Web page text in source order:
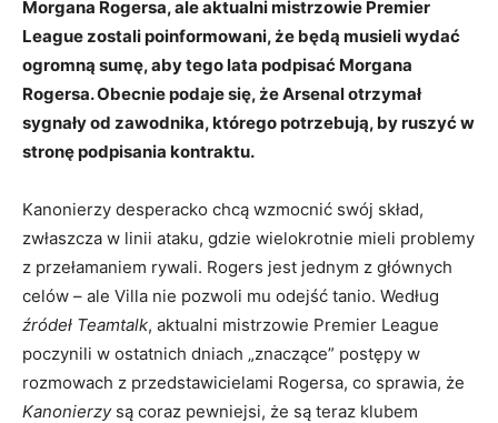
Morgana Rogersa, ale aktualni mistrzowie Premier
League zostali poinformowani, że będą musieli wydać
ogromną sumę, aby tego lata podpisać Morgana
Rogersa. Obecnie podaje się, że Arsenal otrzymał
sygnały od zawodnika, którego potrzebują, by ruszyć w
stronę podpisania kontraktu.
Kanonierzy desperacko chcą wzmocnić swój skład,
zwłaszcza w linii ataku, gdzie wielokrotnie mieli problemy
z przełamaniem rywali. Rogers jest jednym z głównych
celów – ale Villa nie pozwoli mu odejść tanio. Według
źródeł Teamtalk, aktualni mistrzowie Premier League
poczynili w ostatnich dniach „znaczące” postępy w
rozmowach z przedstawicielami Rogersa, co sprawia, że
Kanonierzysą coraz pewniejsi, że są teraz klubem